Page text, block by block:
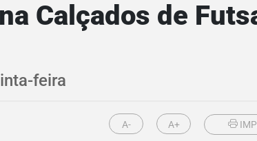
Calçados de
feira
A- A+